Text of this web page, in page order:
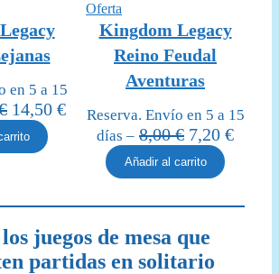
en 5 a 15
El
precio
original
14,50 €El
precio
actual
Oferta
en
oferta
Kingdom Legacy
Reino Feudal
Aventuras
Reserva. Envío en 5 a 15
días – 8,00€ El
precio
original
7,20 €El
Añadir al carrito
juegos de mesa que
partidas en solitario